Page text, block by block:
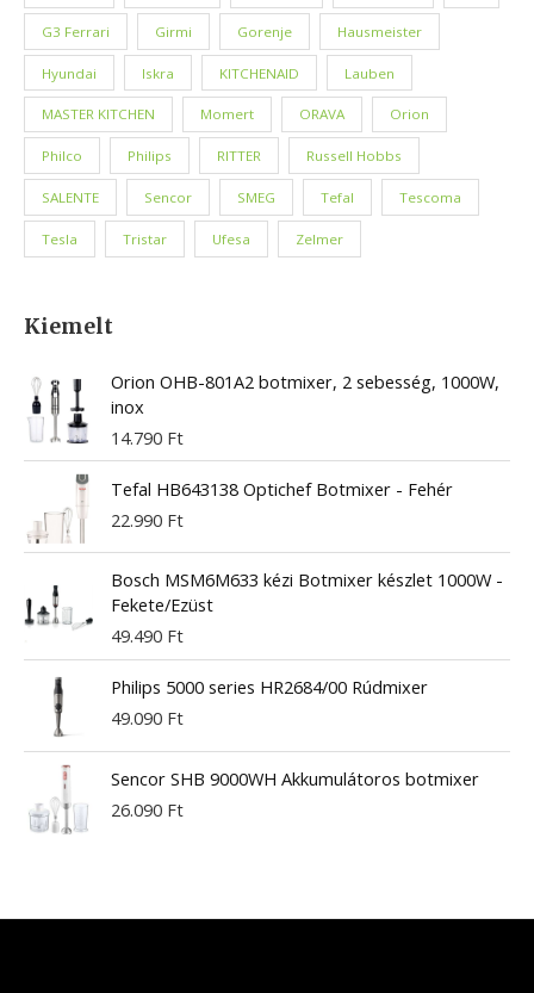
G3 Ferrari Girmi Gorenje Hausmeister
Hyundai Iskra KITCHENAID Lauben
MASTER KITCHEN Momert ORAVA Orion
Philco Philips RITTER Russell Hobbs
SALENTE Sencor SMEG Tefal Tescoma
Tesla Tristar Ufesa Zelmer
Kiemelt
Orion OHB-801A2 botmixer, 2 sebesség, 1000W,
inox
14.790 Ft
Tefal HB643138 Optichef Botmixer - Fehér
22.990 Ft
Bosch MSM6M633 kézi Botmixer készlet 1000W -
Fekete/Ezüst
49.490 Ft
Philips 5000 series HR2684/00 Rúdmixer
49.090 Ft
Sencor SHB 9000WH Akkumulátoros botmixer
26.090 Ft